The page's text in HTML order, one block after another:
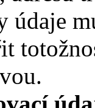
údaje